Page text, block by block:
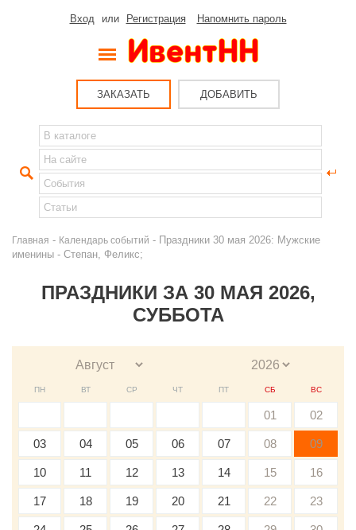
Вход или Регистрация Напомнить пароль
ЗАКАЗАТЬ ДОБАВИТЬ
Главная - Календарь событий - Праздники 30 мая 2026: Мужские
именины - Степан, Феликс;
ПРАЗДНИКИ ЗА 30 МАЯ 2026,
СУББОТА
ПН ВТ СР ЧТ ПТ СБ ВС
01 02
03 04 05 06 07 08 09
10 11 12 13 14 15 16
17 18 19 20 21 22 23